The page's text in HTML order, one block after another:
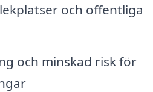
och offentliga
och minskad risk för